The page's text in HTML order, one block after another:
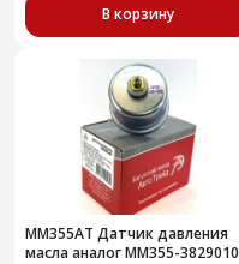
В корзину
ММ355АТ Датчик давления
масла аналог ММ355-3829010